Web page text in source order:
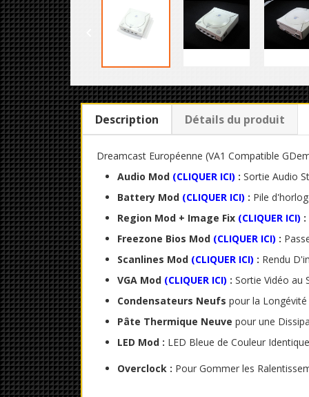
Description Détails du produit
Dreamcast Européenne (VA1 Compatible
Audio Mod (CLIQUER ICI) : Sortie Audio
Battery Mod (CLIQUER ICI) : Pile
Region Mod + Image Fix (CLIQUER ICI) :
Freezone Bios Mod (CLIQUER ICI) :
Scanlines Mod (CLIQUER ICI) : Rendu
VGA Mod (CLIQUER ICI) : Sortie Vidéo au
Condensateurs Neufs pour la
Pâte Thermique Neuve pour une
LED Mod : LED Bleue de Couleur
Overclock : Pour Gommer les